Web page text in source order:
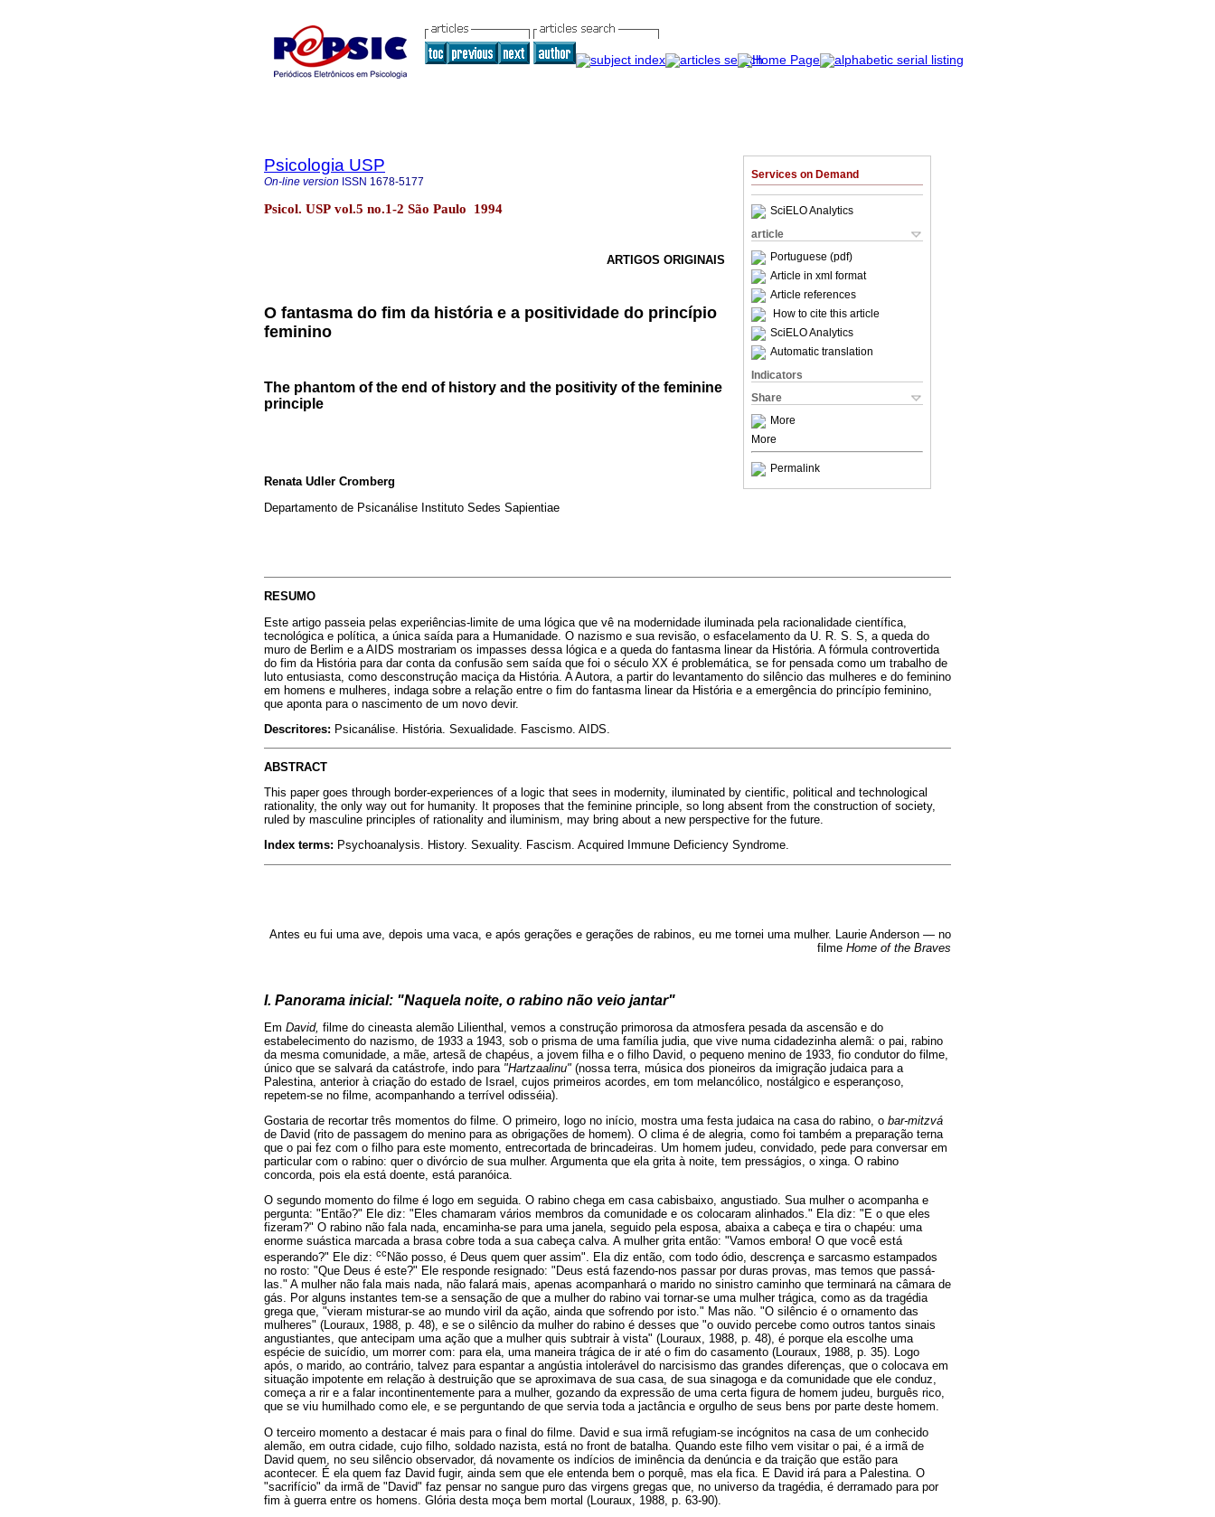
Services on Demand
SciELO Analytics
article
Portuguese (pdf)
Article in xml format
Article references
How to cite this article
SciELO Analytics
Automatic translation
Indicators
Share
More
More
Permalink
Psicologia USP
On-line version ISSN 1678-5177
Psicol. USP vol.5 no.1-2 São Paulo 1994
ARTIGOS ORIGINAIS
O fantasma do fim da história e a positividade do princípio
feminino
The phantom of the end of history and the positivity of the feminine
principle
Renata Udler Cromberg
Departamento de Psicanálise Instituto Sedes Sapientiae
RESUMO
Este artigo passeia pelas experiências-limite de uma lógica que vê na modernidade iluminada pela racionalidade científica,
tecnológica e política, a única saída para a Humanidade. O nazismo e sua revisão, o esfacelamento da U. R. S. S, a queda do
muro de Berlim e a AIDS mostrariam os impasses dessa lógica e a queda do fantasma linear da História. A fórmula controvertida
do fim da História para dar conta da confusão sem saída que foi o século XX é problemática, se for pensada como um trabalho de
luto entusiasta, como desconstruçâo maciça da História. A Autora, a partir do levantamento do silêncio das mulheres e do feminino
em homens e mulheres, indaga sobre a relação entre o fim do fantasma linear da História e a emergência do princípio feminino,
que aponta para o nascimento de um novo devir.
Descritores: Psicanálise. História. Sexualidade. Fascismo. AIDS.
ABSTRACT
This paper goes through border-experiences of a logic that sees in modernity, iluminated by cientific, political and technological
rationality, the only way out for humanity. It proposes that the feminine principle, so long absent from the construction of society,
ruled by masculine principles of rationality and iluminism, may bring about a new perspective for the future.
Index terms: Psychoanalysis. History. Sexuality. Fascism. Acquired Immune Deficiency Syndrome.
Antes eu fui uma ave, depois uma vaca, e após gerações e gerações de rabinos, eu me tornei uma mulher. Laurie Anderson — no
filme Home of the Braves
I. Panorama inicial: "Naquela noite, o rabino não veio jantar"
Em David, filme do cineasta alemão Lilienthal, vemos a construção primorosa da atmosfera pesada da ascensão e do
estabelecimento do nazismo, de 1933 a 1943, sob o prisma de uma família judia, que vive numa cidadezinha alemã: o pai, rabino
da mesma comunidade, a mãe, artesã de chapéus, a jovem filha e o filho David, o pequeno menino de 1933, fio condutor do filme,
único que se salvará da catástrofe, indo para "Hartzaalinu" (nossa terra, música dos pioneiros da imigração judaica para a
Palestina, anterior à criação do estado de Israel, cujos primeiros acordes, em tom melancólico, nostálgico e esperançoso,
repetem-se no filme, acompanhando a terrível odisséia).
Gostaria de recortar três momentos do filme. O primeiro, logo no início, mostra uma festa judaica na casa do rabino, o bar-mitzvá
de David (rito de passagem do menino para as obrigações de homem). O clima é de alegria, como foi também a preparação terna
que o pai fez com o filho para este momento, entrecortada de brincadeiras. Um homem judeu, convidado, pede para conversar em
particular com o rabino: quer o divórcio de sua mulher. Argumenta que ela grita à noite, tem presságios, o xinga. O rabino
concorda, pois ela está doente, está paranóica.
O segundo momento do filme é logo em seguida. O rabino chega em casa cabisbaixo, angustiado. Sua mulher o acompanha e
pergunta: "Então?" Ele diz: "Eles chamaram vários membros da comunidade e os colocaram alinhados." Ela diz: "E o que eles
fizeram?" O rabino não fala nada, encaminha-se para uma janela, seguido pela esposa, abaixa a cabeça e tira o chapéu: uma
enorme suástica marcada a brasa cobre toda a sua cabeça calva. A mulher grita então: "Vamos embora! O que você está
esperando?" Ele diz: cc Não posso, é Deus quem quer assim". Ela diz então, com todo ódio, descrença e sarcasmo estampados
no rosto: "Que Deus é este?" Ele responde resignado: "Deus está fazendo-nos passar por duras provas, mas temos que passá-
las." A mulher não fala mais nada, não falará mais, apenas acompanhará o marido no sinistro caminho que terminará na câmara de
gás. Por alguns instantes tem-se a sensação de que a mulher do rabino vai tornar-se uma mulher trágica, como as da tragédia
grega que, "vieram misturar-se ao mundo viril da ação, ainda que sofrendo por isto." Mas não. "O silêncio é o ornamento das
mulheres" (Louraux, 1988, p. 48), e se o silêncio da mulher do rabino é desses que "o ouvido percebe como outros tantos sinais
angustiantes, que antecipam uma ação que a mulher quis subtrair à vista" (Louraux, 1988, p. 48), é porque ela escolhe uma
espécie de suicídio, um morrer com: para ela, uma maneira trágica de ir até o fim do casamento (Louraux, 1988, p. 35). Logo
após, o marido, ao contrário, talvez para espantar a angústia intolerável do narcisismo das grandes diferenças, que o colocava em
situação impotente em relação à destruição que se aproximava de sua casa, de sua sinagoga e da comunidade que ele conduz,
começa a rir e a falar incontinentemente para a mulher, gozando da expressão de uma certa figura de homem judeu, burguês rico,
que se viu humilhado como ele, e se perguntando de que servia toda a jactância e orgulho de seus bens por parte deste homem.
O terceiro momento a destacar é mais para o final do filme. David e sua irmã refugiam-se incógnitos na casa de um conhecido
alemão, em outra cidade, cujo filho, soldado nazista, está no front de batalha. Quando este filho vem visitar o pai, é a irmã de
David quem, no seu silêncio observador, dá novamente os indícios de iminência da denúncia e da traição que estão para
acontecer. É ela quem faz David fugir, ainda sem que ele entenda bem o porquê, mas ela fica. E David irá para a Palestina. O
"sacrifício" da irmã de "David" faz pensar no sangue puro das virgens gregas que, no universo da tragédia, é derramado para por
fim à guerra entre os homens. Glória desta moça bem mortal (Louraux, 1988, p. 63-90).